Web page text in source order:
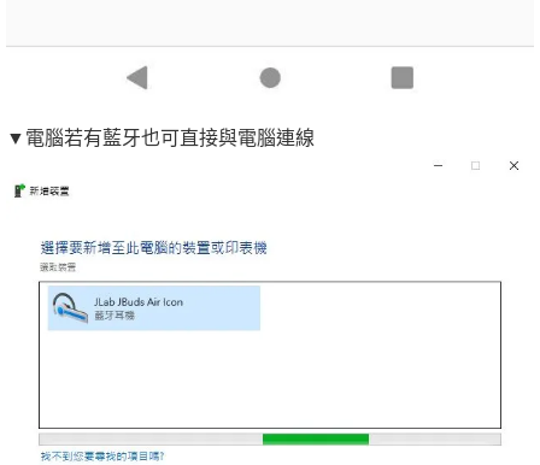
▼電腦若有藍牙也可直接與電腦連線